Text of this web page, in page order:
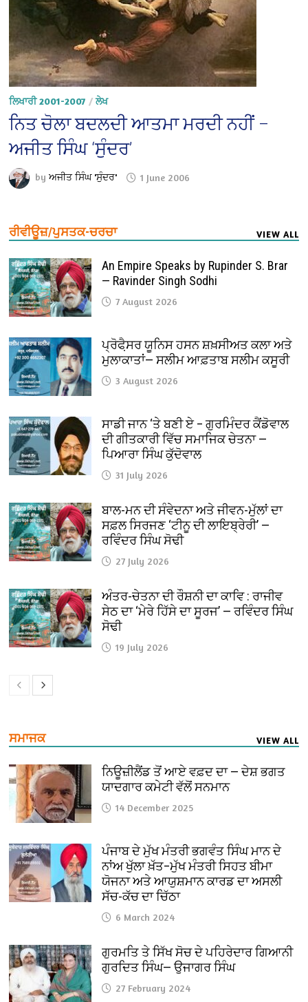
ਲਿਖਾਰੀ 2001-2007 /ਲੇਖ
ਨਿਤ ਚੋਲਾ ਬਦਲਦੀ ਆਤਮਾ ਮਰਦੀ ਨਹੀਂ –
ਅਜੀਤ ਸਿੰਘ ‘ਸੁੰਦਰ’
byਅਜੀਤ ਸਿੰਘ 'ਸੁੰਦਰ' 1 June 2006
ਰੀਵੀਊਜ਼/ਪੁਸਤਕ-ਚਰਚਾ VIEW ALL
An Empire Speaks by Rupinder S. Brar
— Ravinder Singh Sodhi
7 August 2026
ਪ੍ਰੋਫੈ਼ਸਰ ਯੂਨਿਸ ਹਸਨ ਸ਼ਖ਼ਸੀਅਤ ਕਲਾ ਅਤੇ
ਮੁਲਾਕਾਤਾਂ— ਸਲੀਮ ਆਫ਼ਤਾਬ ਸਲੀਮ ਕਸੂਰੀ
3 August 2026
ਸਾਡੀ ਜਾਨ ‘ਤੇ ਬਣੀ ਏ – ਗੁਰਮਿੰਦਰ ਕੈਂਡੋਵਾਲ
ਦੀ ਗੀਤਕਾਰੀ ਵਿੱਚ ਸਮਾਜਿਕ ਚੇਤਨਾ —
ਪਿਆਰਾ ਸਿੰਘ ਕੁੱਦੋਵਾਲ
31 July 2026
ਬਾਲ-ਮਨ ਦੀ ਸੰਵੇਦਨਾ ਅਤੇ ਜੀਵਨ-ਮੁੱਲਾਂ ਦਾ
ਸਫ਼ਲ ਸਿਰਜਣ ‘ਟੀਨੂ ਦੀ ਲਾਇਬ੍ਰੇਰੀ’ —
ਰਵਿੰਦਰ ਸਿੰਘ ਸੋਢੀ
27 July 2026
ਅੰਤਰ-ਚੇਤਨਾ ਦੀ ਰੌਸ਼ਨੀ ਦਾ ਕਾਵਿ : ਰਾਜੀਵ
ਸੇਠ ਦਾ ‘ਮੇਰੇ ਹਿੱਸੇ ਦਾ ਸੂਰਜ’ — ਰਵਿੰਦਰ ਸਿੰਘ
ਸੋਢੀ
19 July 2026
ਸਮਾਜਕ VIEW ALL
ਨਿਊਜ਼ੀਲੈਂਡ ਤੋਂ ਆਏ ਵਫ਼ਦ ਦਾ — ਦੇਸ਼ ਭਗਤ
ਯਾਦਗਾਰ ਕਮੇਟੀ ਵੱਲੋਂ ਸਨਮਾਨ
14 December 2025
ਪੰਜਾਬ ਦੇ ਮੁੱਖ ਮੰਤਰੀ ਭਗਵੰਤ ਸਿੰਘ ਮਾਨ ਦੇ
ਨਾਂਅ ਖੁੱਲਾ ਖ਼ੱਤ–ਮੁੱਖ ਮੰਤਰੀ ਸਿਹਤ ਬੀਮਾ
ਯੋਜਨਾ ਅਤੇ ਆਯੁਸ਼ਮਾਨ ਕਾਰਡ ਦਾ ਅਸਲੀ
ਸੱਚ-ਕੱਚ ਦਾ ਚਿੱਠਾ
6 March 2024
ਗੁਰਮਤਿ ਤੇ ਸਿੱਖ ਸੋਚ ਦੇ ਪਹਿਰੇਦਾਰ ਗਿਆਨੀ
ਗੁਰਦਿਤ ਸਿੰਘ— ਉਜਾਗਰ ਸਿੰਘ
27 February 2024